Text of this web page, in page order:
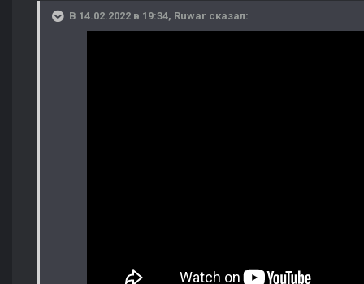
В 14.02.2022 в 19:34, Ruwar сказал: